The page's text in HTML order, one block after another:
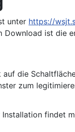
unter https://
Download ist die
auf die
zum
Installation findet